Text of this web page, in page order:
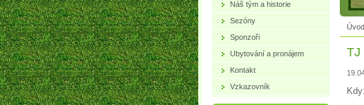
TJ
Náš tým a historie
Sezóny
Sponzoři
Ubytování a pronájem
Kontakt
Vzkazovník